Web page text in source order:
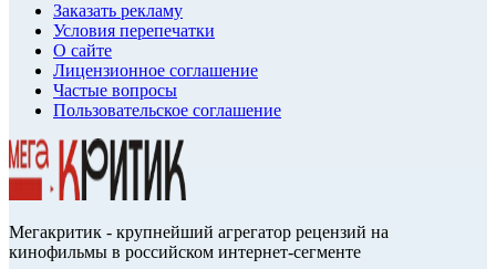
Заказать рекламу
Условия перепечатки
О сайте
Лицензионное соглашение
Частые вопросы
Пользовательское соглашение
Мегакритик - крупнейший агрегатор рецензий на
кинофильмы в российском интернет-сегменте